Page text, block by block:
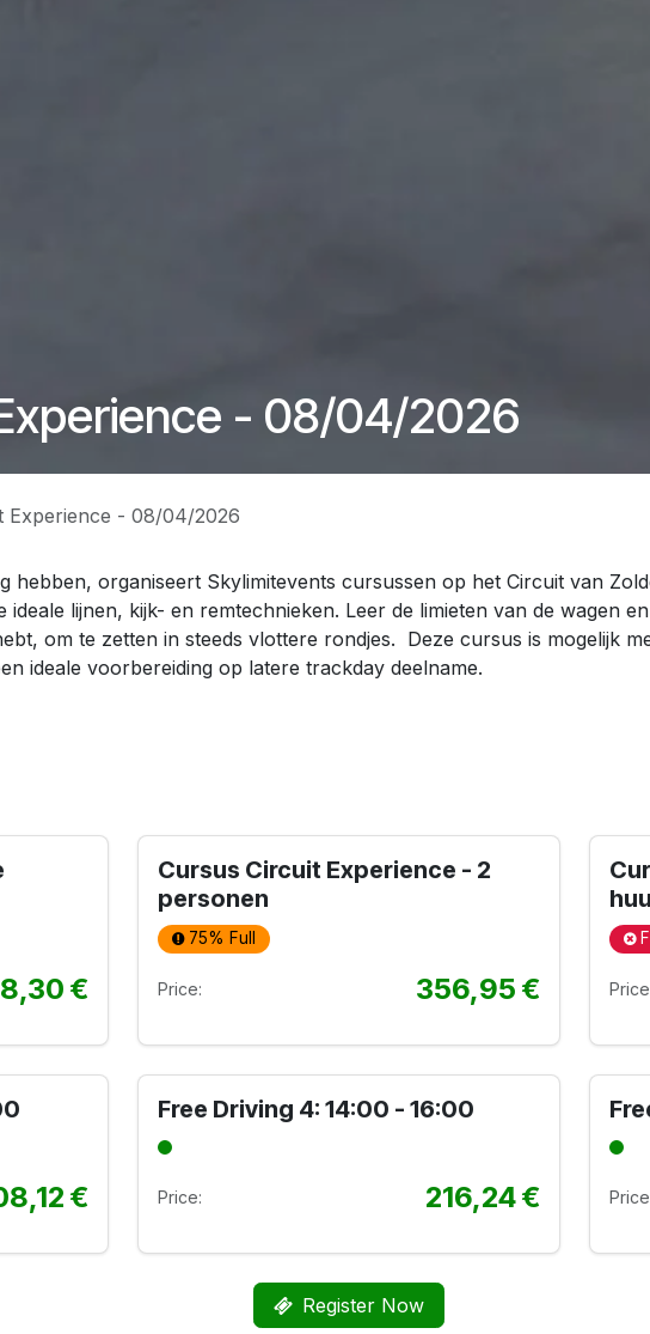
- 08/04/2026
Experience - 08/04/2026
hebben, organiseert Skylimitevents cursussen op het Circuit van
lijnen, kijk- en remtechnieken. Leer de limieten van de wagen
om te zetten in steeds vlottere rondjes. Deze cursus is mogelijk
ideale voorbereiding op latere trackday deelname.
€
Cursus Circuit Experience - 2
personen
75% Full
Price: 356,95 €
€
Free Driving 4: 14:00 - 16:00
Price: 216,24€
Register Now